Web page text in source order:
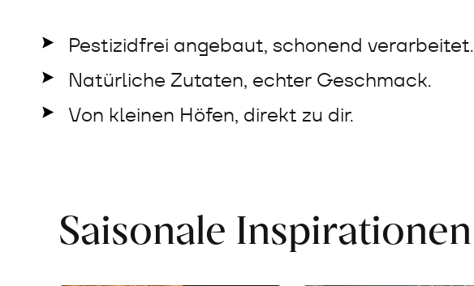
Pestizidfrei angebaut, schonend verarbeitet.
Natürliche Zutaten, echter Geschmack.
Von kleinen Höfen, direkt zu dir.
Saisonale Inspirationen